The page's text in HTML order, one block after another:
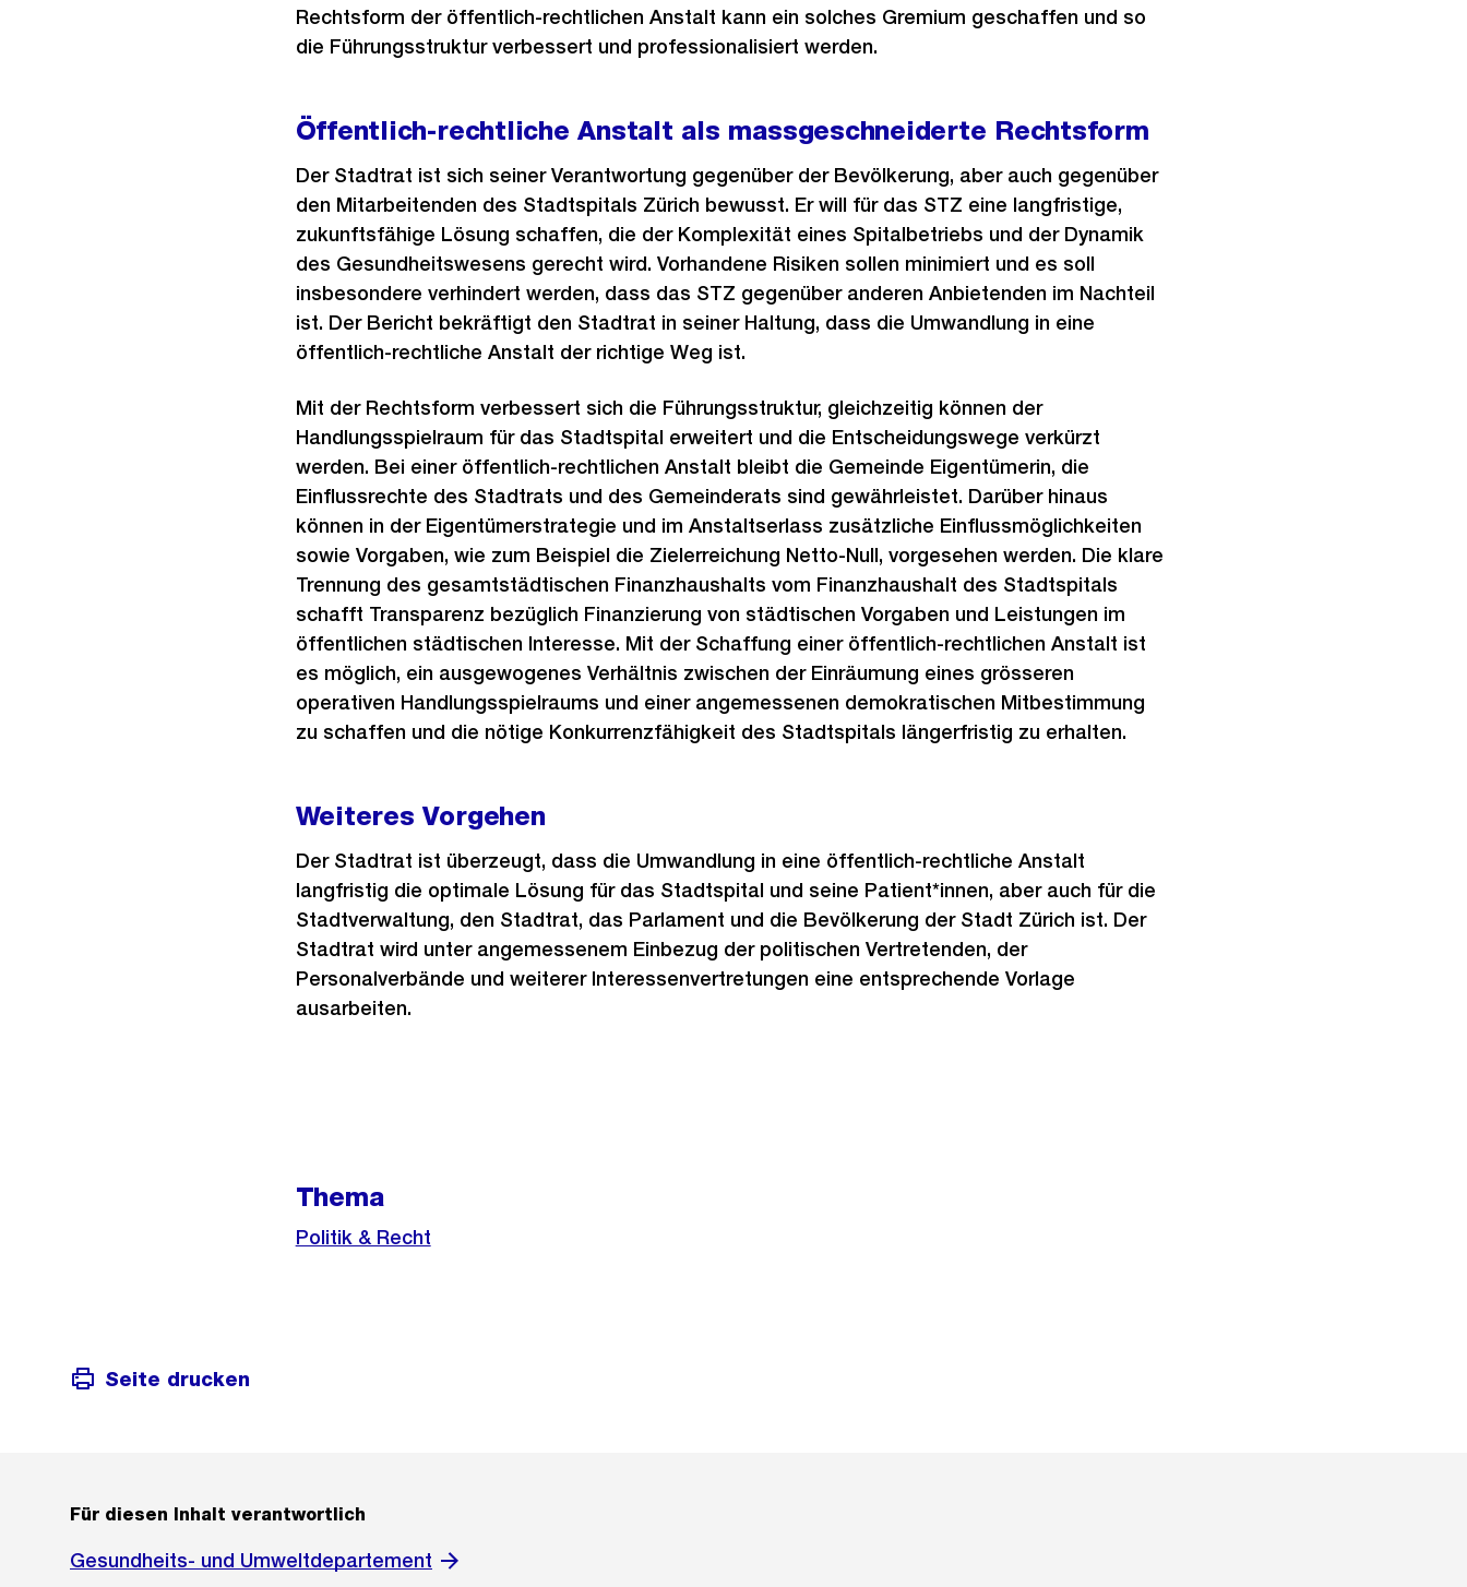
Rechtsform der öffentlich-rechtlichen Anstalt kann ein solches Gremium geschaffen und so
die Führungsstruktur verbessert und professionalisiert werden.
Öffentlich-rechtliche Anstalt als massgeschneiderte Rechtsform
Der Stadtrat ist sich seiner Verantwortung gegenüber der Bevölkerung, aber auch gegenüber
den Mitarbeitenden des Stadtspitals Zürich bewusst. Er will für das STZ eine langfristige,
zukunftsfähige Lösung schaffen, die der Komplexität eines Spitalbetriebs und der Dynamik
des Gesundheitswesens gerecht wird. Vorhandene Risiken sollen minimiert und es soll
insbesondere verhindert werden, dass das STZ gegenüber anderen Anbietenden im Nachteil
ist. Der Bericht bekräftigt den Stadtrat in seiner Haltung, dass die Umwandlung in eine
öffentlich-rechtliche Anstalt der richtige Weg ist.
Mit der Rechtsform verbessert sich die Führungsstruktur, gleichzeitig können der
Handlungsspielraum für das Stadtspital erweitert und die Entscheidungswege verkürzt
werden. Bei einer öffentlich-rechtlichen Anstalt bleibt die Gemeinde Eigentümerin, die
Einflussrechte des Stadtrats und des Gemeinderats sind gewährleistet. Darüber hinaus
können in der Eigentümerstrategie und im Anstaltserlass zusätzliche Einflussmöglichkeiten
sowie Vorgaben, wie zum Beispiel die Zielerreichung Netto-Null, vorgesehen werden. Die klare
Trennung des gesamtstädtischen Finanzhaushalts vom Finanzhaushalt des Stadtspitals
schafft Transparenz bezüglich Finanzierung von städtischen Vorgaben und Leistungen im
öffentlichen städtischen Interesse. Mit der Schaffung einer öffentlich-rechtlichen Anstalt ist
es möglich, ein ausgewogenes Verhältnis zwischen der Einräumung eines grösseren
operativen Handlungsspielraums und einer angemessenen demokratischen Mitbestimmung
zu schaffen und die nötige Konkurrenzfähigkeit des Stadtspitals längerfristig zu erhalten.
Weiteres Vorgehen
Der Stadtrat ist überzeugt, dass die Umwandlung in eine öffentlich-rechtliche Anstalt
langfristig die optimale Lösung für das Stadtspital und seine Patient*innen, aber auch für die
Stadtverwaltung, den Stadtrat, das Parlament und die Bevölkerung der Stadt Zürich ist. Der
Stadtrat wird unter angemessenem Einbezug der politischen Vertretenden, der
Personalverbände und weiterer Interessenvertretungen eine entsprechende Vorlage
ausarbeiten.
Thema
Politik & Recht
Seite drucken
Für diesen Inhalt verantwortlich
Gesundheits- und Umweltdepartement